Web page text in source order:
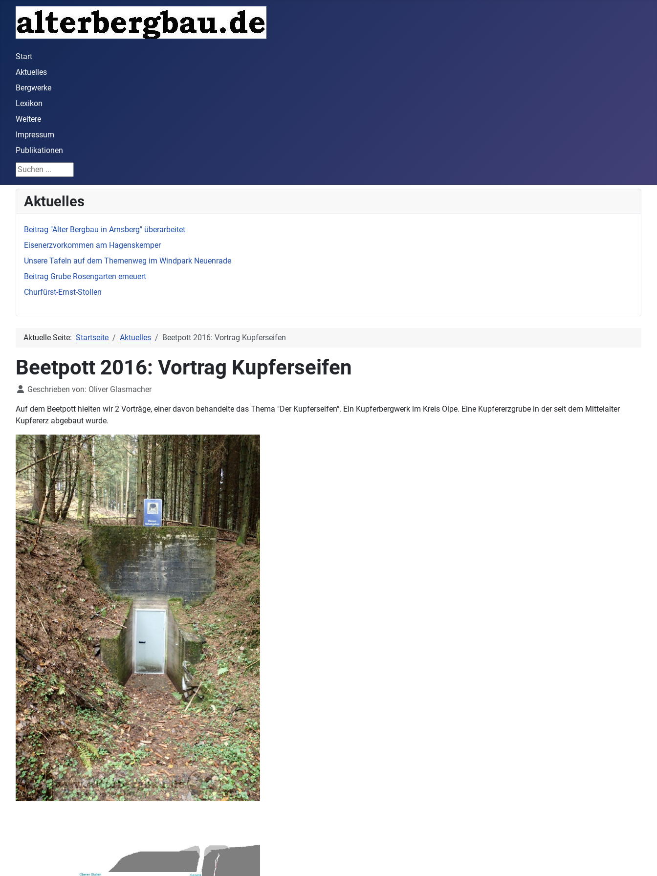
Start
Aktuelles
Bergwerke
Lexikon
Weitere
Impressum
Publikationen
Suchen ...
Aktuelles
Beitrag "Alter Bergbau in Arnsberg" überarbeitet
Eisenerzvorkommen am Hagenskemper
Unsere Tafeln auf dem Themenweg im Windpark Neuenrade
Beitrag Grube Rosengarten erneuert
Churfürst-Ernst-Stollen
Aktuelle Seite: Startseite Aktuelles Beetpott 2016: Vortrag Kupferseifen
Beetpott 2016: Vortrag Kupferseifen
DetailsGeschrieben von: Oliver Glasmacher
Auf dem Beetpott hielten wir 2 Vorträge, einer davon behandelte das Thema "Der Kupferseifen". Ein Kupferbergwerk im Kreis Olpe. Eine Kupfererzgrube in der seit dem Mittelalter
Kupfererz abgebaut wurde.